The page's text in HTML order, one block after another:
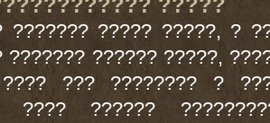
?????
??????? ????? ?????, ?
??????? ?????? ?????,
??? ???????? ?
???? ??????